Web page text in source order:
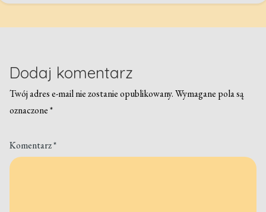
Dodaj komentarz
Twój adres e-mail nie zostanie opublikowany. Wymagane pola są
oznaczone*
Komentarz*